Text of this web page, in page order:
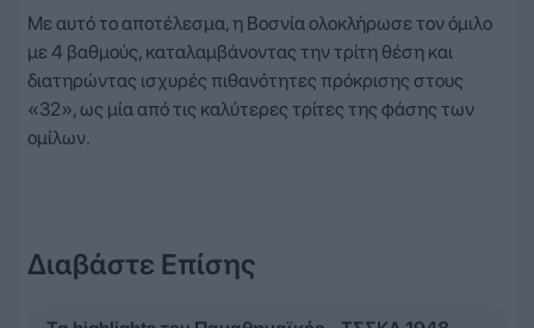
Με αυτό το αποτέλεσμα, η Βοσνία ολοκλήρωσε τον όμιλο
με 4 βαθμούς, καταλαμβάνοντας την τρίτη θέση και
διατηρώντας ισχυρές πιθανότητες πρόκρισης στους
«32», ως μία από τις καλύτερες τρίτες της φάσης των
ομίλων.
Διαβάστε Επίσης